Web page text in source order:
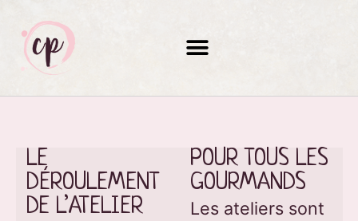
LE
DÉROULEMENT
DE L’ATELIER
POUR TOUS LES
GOURMANDS
Les ateliers sont